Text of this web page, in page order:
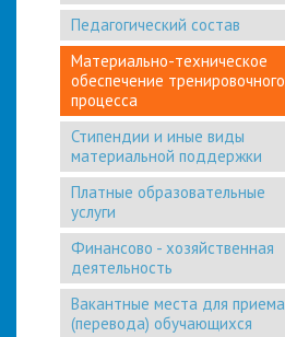
Педагогический состав
Материально-техническое
обеспечение тренировочного
процесса
Стипендии и иные виды
материальной поддержки
Платные образовательные
услуги
Финансово - хозяйственная
деятельность
Вакантные места для приема
(перевода) обучающихся